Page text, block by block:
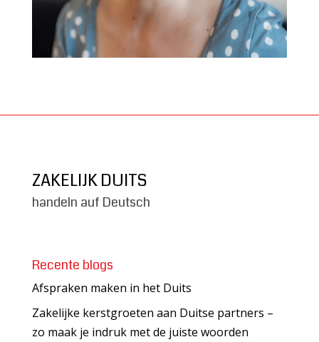
ZAKELIJK DUITS
handeln auf Deutsch
Recente blogs
Afspraken maken in het Duits
Zakelijke kerstgroeten aan Duitse partners –
zo maak je indruk met de juiste woorden